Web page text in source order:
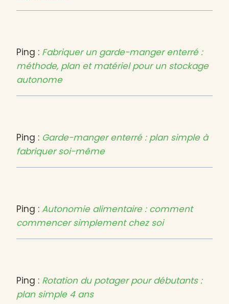
Ping : Fabriquer un garde-manger enterré :
méthode, plan et matériel pour un stockage
autonome
Ping : Garde-manger enterré : plan simple à
fabriquer soi-même
Ping : Autonomie alimentaire : comment
commencer simplement chez soi
Ping : Rotation du potager pour débutants :
plan simple 4 ans